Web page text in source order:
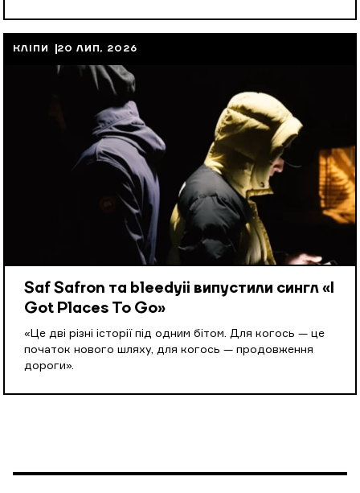
КЛІПИ 20 ЛИП, 2026
Saf Safron та bleedyii випустили сингл «I
Got Places To Go»
«Це дві різні історії під одним бітом. Для когось — це
початок нового шляху, для когось — продовження
дороги».